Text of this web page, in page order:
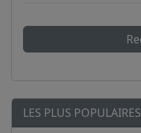
LES PLUS POPULAIRES